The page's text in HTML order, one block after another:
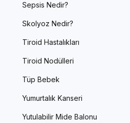
Sepsis Nedir?
Skolyoz Nedir?
Tiroid Hastalıkları
Tiroid Nodülleri
Tüp Bebek
Yumurtalık Kanseri
Yutulabilir Mide Balonu